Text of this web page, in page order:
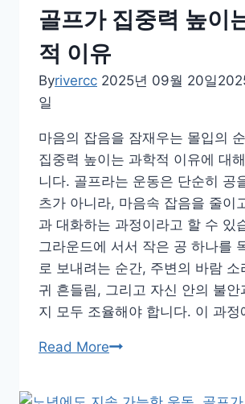
으
로
성
는
골
프
체
력
관
리
전
략
골프가 집중력 높이
적 이유
Byrivercc 2025년 09월 20일
일
마음의 잡음을 잠재우는 몰입의
집중력 높이는 과학적 이유에 대
니다. 골프라는 운동은 단순히 공
츠가 아니라, 마음속 잡음을 줄이
과 대화하는 과정이라고 할 수 있
그라운드에 서서 작은 공 하나를
로 보내려는 순간, 주변의 바람
귀 흔들림, 그리고 자신 안의 불안
지 모두 조율해야 합니다. 이 과
Read More골